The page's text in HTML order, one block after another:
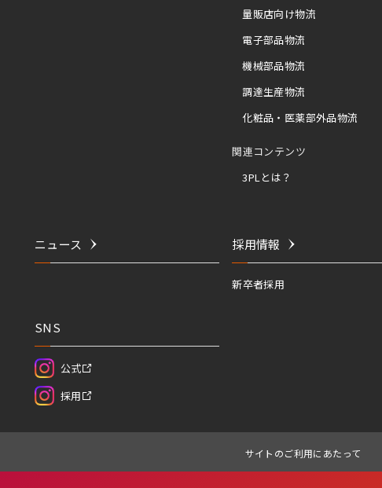
量販店向け物流
電子部品物流
機械部品物流
調達生産物流
化粧品・医薬部外品物流
関連コンテンツ
3PLとは？
ニュース 採用情報
新卒者採用
SNS
公式
採用
サイトのご利用にあたって